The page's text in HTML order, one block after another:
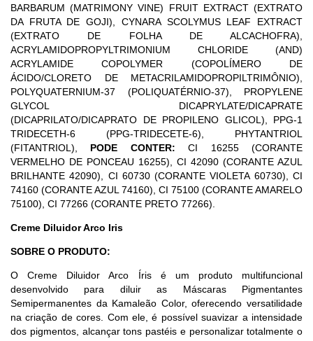
BARBARUM (MATRIMONY VINE) FRUIT EXTRACT (EXTRATO
DA FRUTA DE GOJI), CYNARA SCOLYMUS LEAF EXTRACT
(EXTRATO DE FOLHA DE ALCACHOFRA),
ACRYLAMIDOPROPYLTRIMONIUM CHLORIDE (AND)
ACRYLAMIDE COPOLYMER (COPOLÍMERO DE
ÁCIDO/CLORETO DE METACRILAMIDOPROPILTRIMÔNIO),
POLYQUATERNIUM-37 (POLIQUATÉRNIO-37), PROPYLENE
GLYCOL DICAPRYLATE/DICAPRATE
(DICAPRILATO/DICAPRATO DE PROPILENO GLICOL), PPG-1
TRIDECETH-6 (PPG-TRIDECETE-6), PHYTANTRIOL
(FITANTRIOL), PODE CONTER: CI 16255 (CORANTE
VERMELHO DE PONCEAU 16255), CI 42090 (CORANTE AZUL
BRILHANTE 42090), CI 60730 (CORANTE VIOLETA 60730), CI
74160 (CORANTE AZUL 74160), CI 75100 (CORANTE AMARELO
75100), CI 77266 (CORANTE PRETO 77266).
Creme Diluidor Arco Iris
SOBRE O PRODUTO:
O Creme Diluidor Arco Íris é um produto multifuncional
desenvolvido para diluir as Máscaras Pigmentantes
Semipermanentes da Kamaleão Color, oferecendo versatilidade
na criação de cores. Com ele, é possível suavizar a intensidade
dos pigmentos, alcançar tons pastéis e personalizar totalmente o